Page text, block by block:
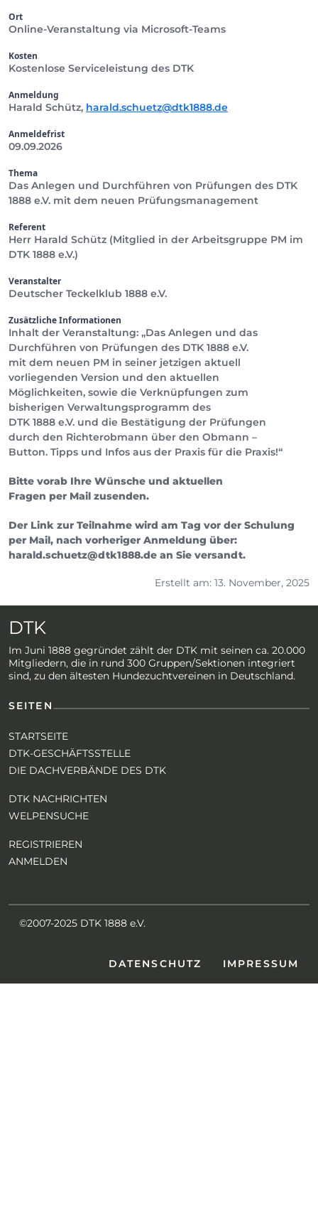
Ort
Online-Veranstaltung via Microsoft-Teams
Kosten
Kostenlose Serviceleistung des DTK
Anmeldung
Harald Schütz, harald.schuetz@dtk1888.de
Anmeldefrist
09.09.2026
Thema
Das Anlegen und Durchführen von Prüfungen des DTK
1888 e.V. mit dem neuen Prüfungsmanagement
Referent
Herr Harald Schütz (Mitglied in der Arbeitsgruppe PM im
DTK 1888 e.V.)
Veranstalter
Deutscher Teckelklub 1888 e.V.
Zusätzliche Informationen
Inhalt der Veranstaltung: „Das Anlegen und das
Durchführen von Prüfungen des DTK 1888 e.V.
mit dem neuen PM in seiner jetzigen aktuell
vorliegenden Version und den aktuellen
Möglichkeiten, sowie die Verknüpfungen zum
bisherigen Verwaltungsprogramm des
DTK 1888 e.V. und die Bestätigung der Prüfungen
durch den Richterobmann über den Obmann –
Button. Tipps und Infos aus der Praxis für die Praxis!“
Bitte vorab Ihre Wünsche und aktuellen
Fragen per Mail zusenden.
Der Link zur Teilnahme wird am Tag vor der Schulung
per Mail, nach vorheriger Anmeldung über:
harald.schuetz@dtk1888.de an Sie versandt.
Erstellt am: 13. November, 2025
DTK
Im Juni 1888 gegründet zählt der DTK mit seinen ca. 20.000
Mitgliedern, die in rund 300 Gruppen/Sektionen integriert
sind, zu den ältesten Hundezuchtvereinen in Deutschland.
SEITEN
STARTSEITE
DTK-GESCHÄFTSSTELLE
DIE DACHVERBÄNDE DES DTK
DTK NACHRICHTEN
WELPENSUCHE
REGISTRIEREN
ANMELDEN
©2007-2025 DTK 1888 e.V.
DATENSCHUTZ IMPRESSUM